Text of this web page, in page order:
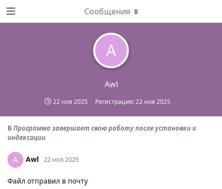
A
Awl
22 ноя 2025 Регистрация:22 ноя 2025
Сообщения
В Программа завершает свою работу после установки и
индексации
A Awl 22 ноя 2025
Файл отправил в почту